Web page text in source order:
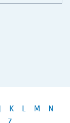
K L M
N